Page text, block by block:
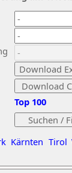
Kärnten Tirol
Top 100